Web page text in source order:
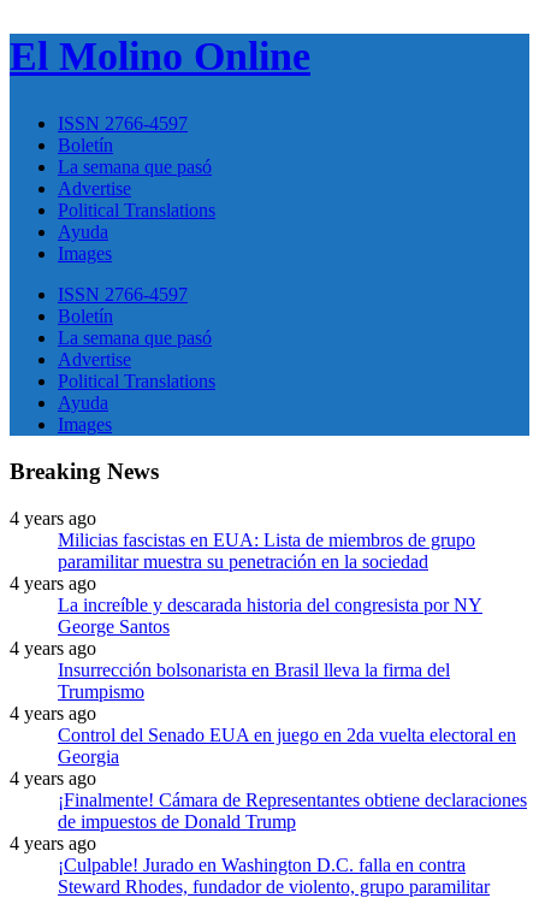
El Molino Online
ISSN 2766-4597
Boletín
La semana que pasó
Advertise
Political Translations
Ayuda
Images
ISSN 2766-4597
Boletín
La semana que pasó
Advertise
Political Translations
Ayuda
Images
Breaking News
4 years ago
Milicias fascistas en EUA: Lista de miembros de grupo
paramilitar muestra su penetración en la sociedad
4 years ago
La increíble y descarada historia del congresista por NY
George Santos
4 years ago
Insurrección bolsonarista en Brasil lleva la firma del
Trumpismo
4 years ago
Control del Senado EUA en juego en 2da vuelta electoral en
Georgia
4 years ago
¡Finalmente! Cámara de Representantes obtiene declaraciones
de impuestos de Donald Trump
4 years ago
¡Culpable! Jurado en Washington D.C. falla en contra
Steward Rhodes, fundador de violento, grupo paramilitar